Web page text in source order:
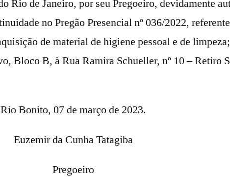
de Janeiro, por seu Pregoeiro, devidamente
no Pregão Presencial nº 036/2022,
de material de higiene pessoal e de
Bloco B, à Rua Ramira Schueller, nº 10 – Retiro
Rio Bonito, 07 de março de 2023.
Euzemir da Cunha Tatagiba
Pregoeiro